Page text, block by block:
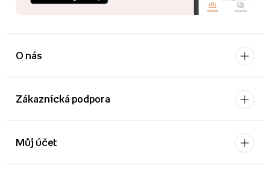
O nás
Zákaznícká podpora
Můj účet